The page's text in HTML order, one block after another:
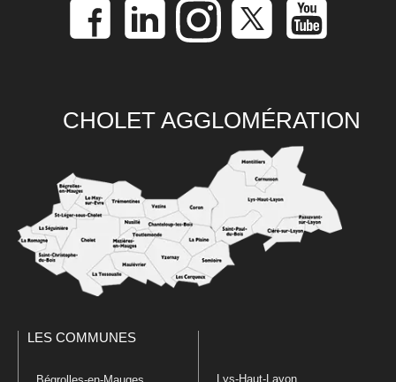
CHOLET AGGLOMÉRATION
LES COMMUNES
Lys-Haut-Layon